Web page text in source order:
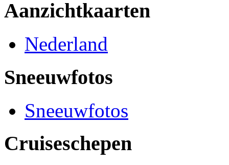
Aanzichtkaarten
Nederland
Sneeuwfotos
Sneeuwfotos
Cruiseschepen